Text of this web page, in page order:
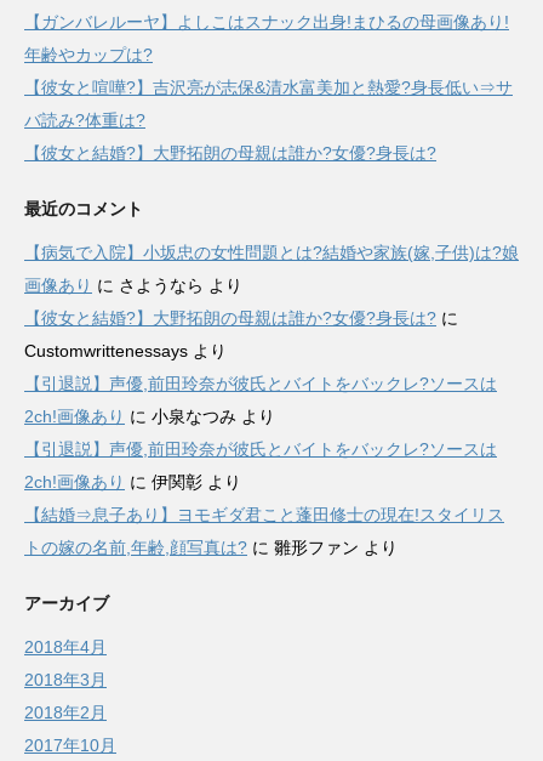
【ガンバレルーヤ】よしこはスナック出身!まひるの母画像あり!
年齢やカップは?
【彼女と喧嘩?】吉沢亮が志保&清水富美加と熱愛?身長低い⇒サ
バ読み?体重は?
【彼女と結婚?】大野拓朗の母親は誰か?女優?身長は?
最近のコメント
【病気で入院】小坂忠の女性問題とは?結婚や家族(嫁,子供)は?娘
画像あり に さようなら より
【彼女と結婚?】大野拓朗の母親は誰か?女優?身長は? に
Customwrittenessays より
【引退説】声優,前田玲奈が彼氏とバイトをバックレ?ソースは
2ch!画像あり に 小泉なつみ より
【引退説】声優,前田玲奈が彼氏とバイトをバックレ?ソースは
2ch!画像あり に 伊関彰 より
【結婚⇒息子あり】ヨモギダ君こと蓬田修士の現在!スタイリス
トの嫁の名前,年齢,顔写真は? に 雛形ファン より
アーカイブ
2018年4月
2018年3月
2018年2月
2017年10月